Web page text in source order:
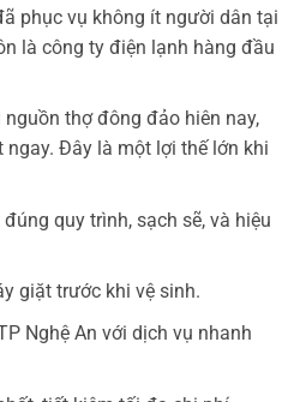
phục vụ không ít người dân tại
là công ty điện lạnh hàng đầu
nguồn thợ đông đảo hiên nay,
ngay. Đây là một lợi thế lớn khi
quy trình, sạch sẽ, và hiệu
giặt trước khi vệ sinh.
Nghệ An với dịch vụ nhanh